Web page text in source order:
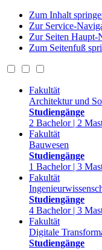
Zum Inhalt
Zur Service-
Zur Seiten Haupt-
Zum Seitenfuß
Fakultät
Architektur und
Studiengänge
2 Bachelor | 2
Fakultät
Bauwesen
Studiengänge
1 Bachelor | 3
Fakultät
Studiengänge
4 Bachelor | 3
Fakultät
Digitale
Studiengänge